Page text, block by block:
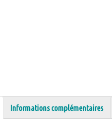
Informations complémentaires